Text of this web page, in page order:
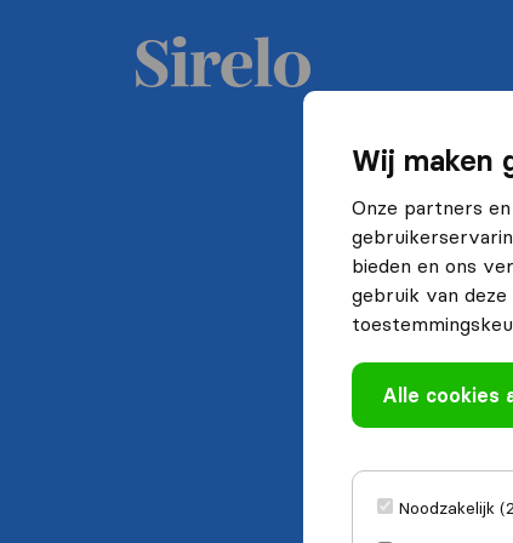
Wij maken
Onze partners
bieden en ons
gebruik van
Alle cookies
Noodzakelijk